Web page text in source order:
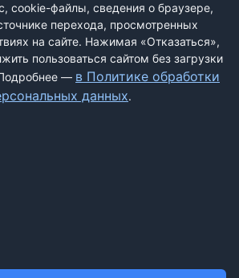
через соцсети:
cookie-файлы, сведения о браузере,
перехода, просмотренных
на сайте. Нажимая «Отказаться»,
пользоваться сайтом без загрузки
— в Политике обработки
данных.